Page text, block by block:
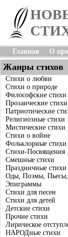
Главная О
Жанры стихов
Стихи о любви
Стихи о природе
Философские стихи
Прозаические стихи
Патриотические
Религиозные стихи
Мистические стихи
Стихи о войне
Фольклорные стихи
Стихи-Посвящения
Смешные стихи
Праздничные стихи
Оды, Поэмы, Пьесы,
Эпиграммы
Стихи для песен
Стихи для детей
Детские стихи
Прочие стихи
Лирическое
НАРОДные стихи